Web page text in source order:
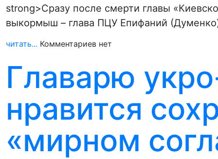
strong>Сразу после смерти главы
выкормыш – глава ПЦУ Епифаний
читать... Комментариев нет
Главарю
нравится
«мирном